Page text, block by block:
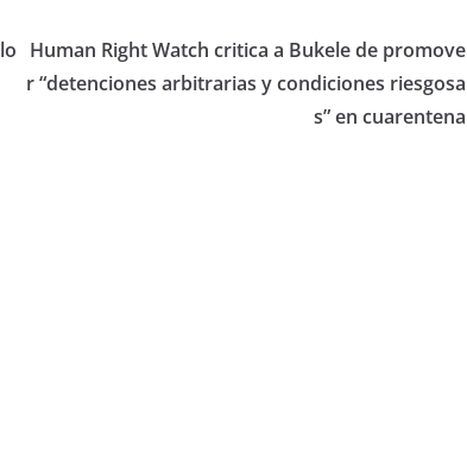
Human Right Watch critica a Bukele de promove
r “detenciones arbitrarias y condiciones riesgosa
s” en cuarentena